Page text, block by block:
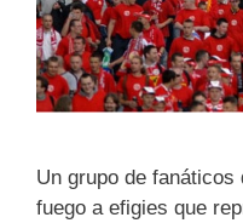
Un grupo de fanáticos
fuego a efigies que